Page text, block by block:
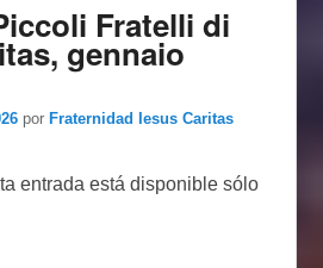
Fratelli di
gennaio
porFraternidad Iesus Caritas
entrada está disponible sólo